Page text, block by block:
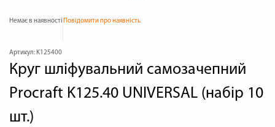
Немає в наявності Повідомити про наявність
Артикул: K125400
Круг шліфувальний самозачепний
Procraft K125.40 UNIVERSAL (набір 10
шт.)